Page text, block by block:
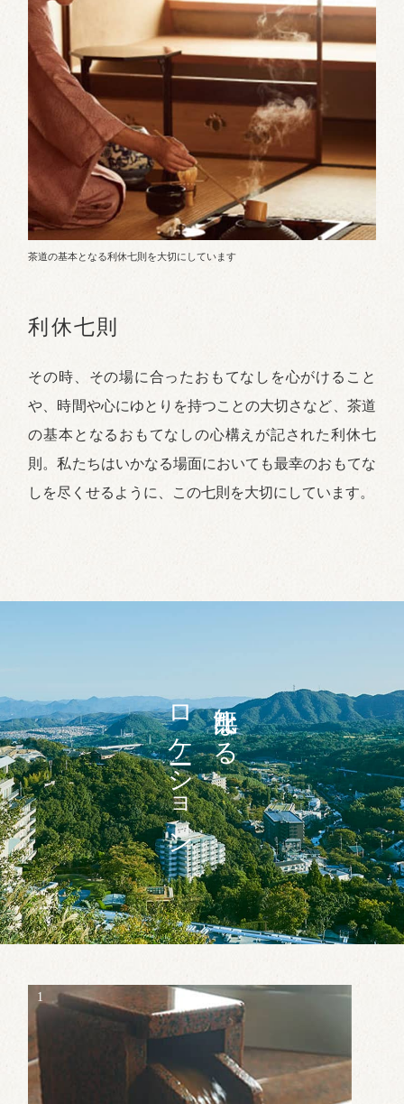
茶道の基本となる利休七則を大切にしています
利休七則
その時、その場に合ったおもてなしを心がけること
や、時間や心にゆとりを持つことの大切さなど、茶道
の基本となるおもてなしの心構えが記された利休七
則。私たちはいかなる場面においても最幸のおもてな
しを尽くせるように、この七則を大切にしています。
無比なる
ロケーション
1